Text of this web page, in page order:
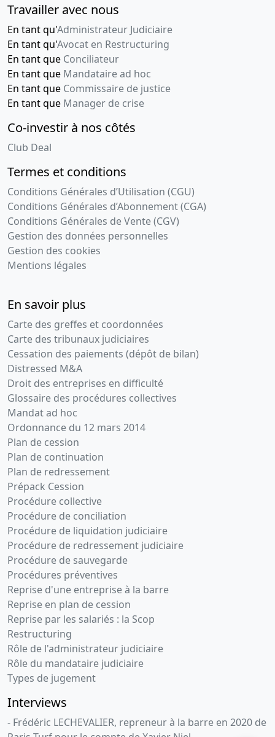
Travailler avec nous
En tant qu'Administrateur Judiciaire
En tant qu'Avocat en Restructuring
En tant que Conciliateur
En tant que Mandataire ad hoc
En tant que Commissaire de justice
En tant que Manager de crise
Co-investir à nos côtés
Club Deal
Termes et conditions
Conditions Générales d’Utilisation (CGU)
Conditions Générales d’Abonnement (CGA)
Conditions Générales de Vente (CGV)
Gestion des données personnelles
Gestion des cookies
Mentions légales
En savoir plus
Carte des greffes et coordonnées
Carte des tribunaux judiciaires
Cessation des paiements (dépôt de bilan)
Distressed M&A
Droit des entreprises en difficulté
Glossaire des procédures collectives
Mandat ad hoc
Ordonnance du 12 mars 2014
Plan de cession
Plan de continuation
Plan de redressement
Prépack Cession
Procédure collective
Procédure de conciliation
Procédure de liquidation judiciaire
Procédure de redressement judiciaire
Procédure de sauvegarde
Procédures préventives
Reprise d'une entreprise à la barre
Reprise en plan de cession
Reprise par les salariés : la Scop
Restructuring
Rôle de l'administrateur judiciaire
Rôle du mandataire judiciaire
Types de jugement
Interviews
- Frédéric LECHEVALIER, repreneur à la barre en 2020 de